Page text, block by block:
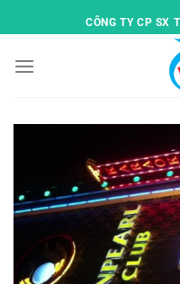
to
CÔNG TY CP SX